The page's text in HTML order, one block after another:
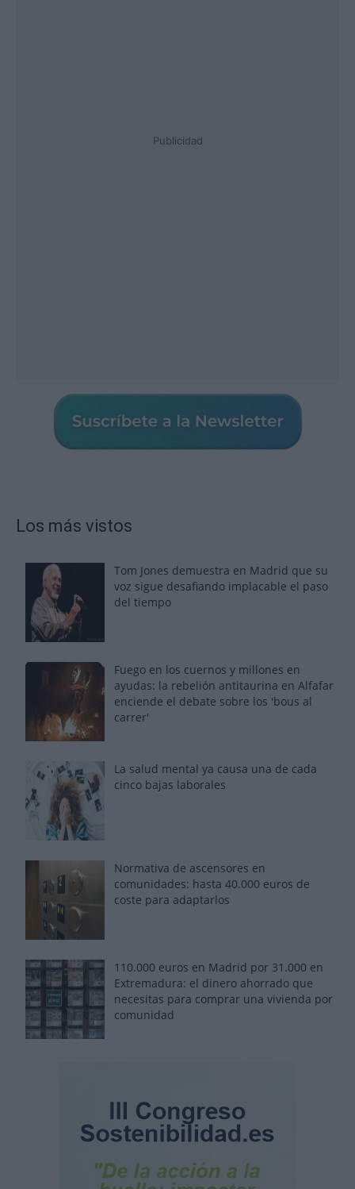
Publicidad
Los más vistos
Tom Jones demuestra en Madrid que su
voz sigue desafiando implacable el paso
del tiempo
Fuego en los cuernos y millones en
ayudas: la rebelión antitaurina en Alfafar
enciende el debate sobre los 'bous al
carrer'
La salud mental ya causa una de cada
cinco bajas laborales
Normativa de ascensores en
comunidades: hasta 40.000 euros de
coste para adaptarlos
110.000 euros en Madrid por 31.000 en
Extremadura: el dinero ahorrado que
necesitas para comprar una vivienda por
comunidad